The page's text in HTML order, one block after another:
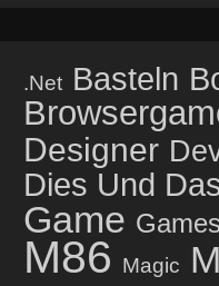
.net Basteln
Designer
Dies Und
Game Games
M86 Magic